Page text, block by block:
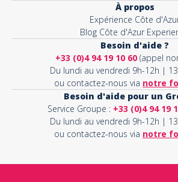
À propos
Expérience Côte
Blog Côte d'Azur
Besoin d'aide ?
+33 (0)4 94 19 10 60 (appel
Du lundi au vendredi 9h-12h |
ou contactez-nous via notre
Besoin d'aide pour un
Service Groupe : +33 (0)4 94 19
Du lundi au vendredi 9h-12h |
ou contactez-nous via notre